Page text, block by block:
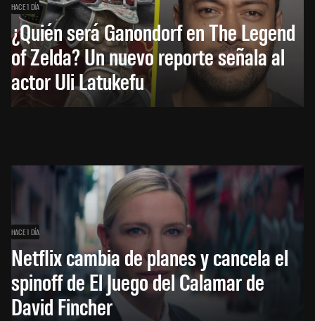
HACE 1 DÍA
¿Quién será Ganondorf en The Legend
of Zelda? Un nuevo reporte señala al
actor Uli Latukefu
HACE 1 DÍA
Netflix cambia de planes y cancela el
spinoff de El Juego del Calamar de
David Fincher